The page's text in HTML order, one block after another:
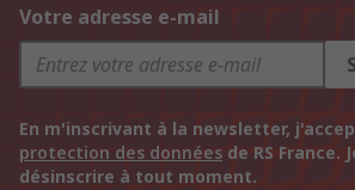
Votre adresse e-mail
En m'inscrivant à la newsletter,
protection des données de RS France.
désinscrire à tout moment.